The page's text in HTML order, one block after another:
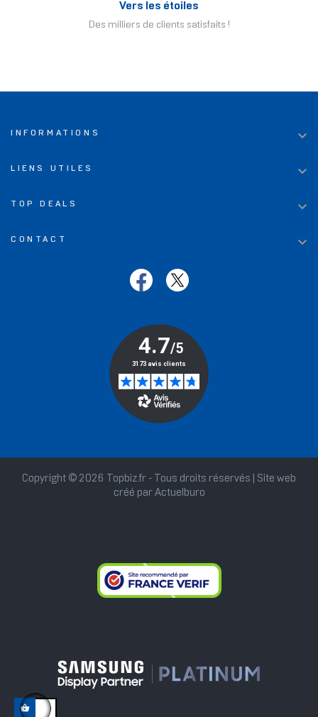
Vers les étoiles
Des milliers de clients satisfaits !
INFORMATIONS 
LIENS UTILES 
TOP DEALS 
CONTACT 
Copyright © 2026 Topbiz.fr - Tous droits réservés | Site web
créé par Actuelburo